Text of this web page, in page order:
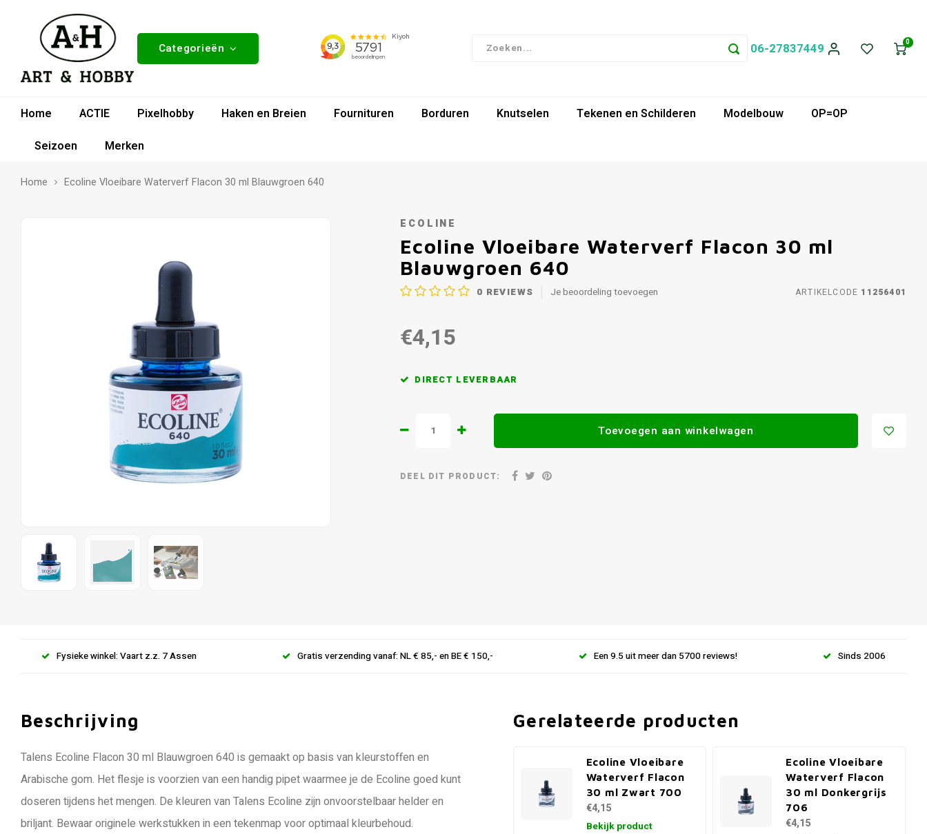
Categorieën 06-27837449 0
Home ACTIE Pixelhobby Haken en Breien Fournituren Borduren Knutselen Tekenen en Schilderen Modelbouw
OP=OP
Seizoen
Merken
Home Ecoline Vloeibare Waterverf Flacon 30 ml Blauwgroen 640
ECOLINE
Ecoline Vloeibare Waterverf Flacon 30 ml
Blauwgroen 640
0 REVIEWS Je beoordeling toevoegen ARTIKELCODE 11256401
€4,15
DIRECT LEVERBAAR
Toevoegen aan winkelwagen
DEEL DIT PRODUCT:
Fysieke winkel: Vaart z.z. 7 Assen Gratis verzending vanaf: NL € 85,- en BE € 150,- Een 9.5 uit meer dan 5700 reviews! Sinds 2006
Beschrijving
Talens Ecoline Flacon 30 ml Blauwgroen 640 is gemaakt op basis van kleurstoffen en
Arabische gom. Het flesje is voorzien van een handig pipet waarmee je de Ecoline goed kunt
doseren tijdens het mengen. De kleuren van Talens Ecoline zijn onvoorstelbaar helder en
briljant. Bewaar originele werkstukken in een tekenmap voor optimaal kleurbehoud.
Gerelateerde producten
Ecoline Vloeibare
Waterverf Flacon
30 ml Zwart 700
€4,15
Bekijk product
Ecoline Vloeibare
Waterverf Flacon
30 ml Donkergrijs
706
€4,15